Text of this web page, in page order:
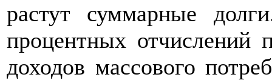
растут суммарные
процентных отчислений
доходов массового